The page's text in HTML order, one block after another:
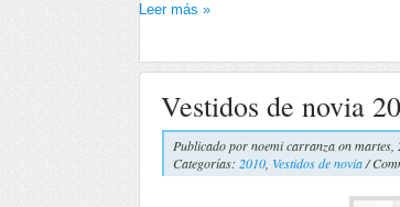
Leer más »
Vestidos de novia
Publicado pornoemi carranzaon martes,
Categorías: 2010 Vestidos de novia/